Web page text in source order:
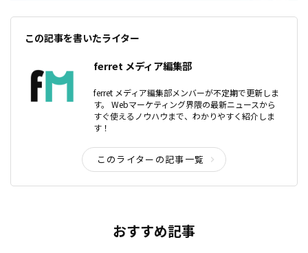
この記事を書いたライター
ferret メディア編集部
ferret メディア編集部メンバーが不定期で更新しま
す。 Webマーケティング界隈の最新ニュースから
すぐ使えるノウハウまで、わかりやすく紹介しま
す！
このライターの記事一覧
おすすめ記事